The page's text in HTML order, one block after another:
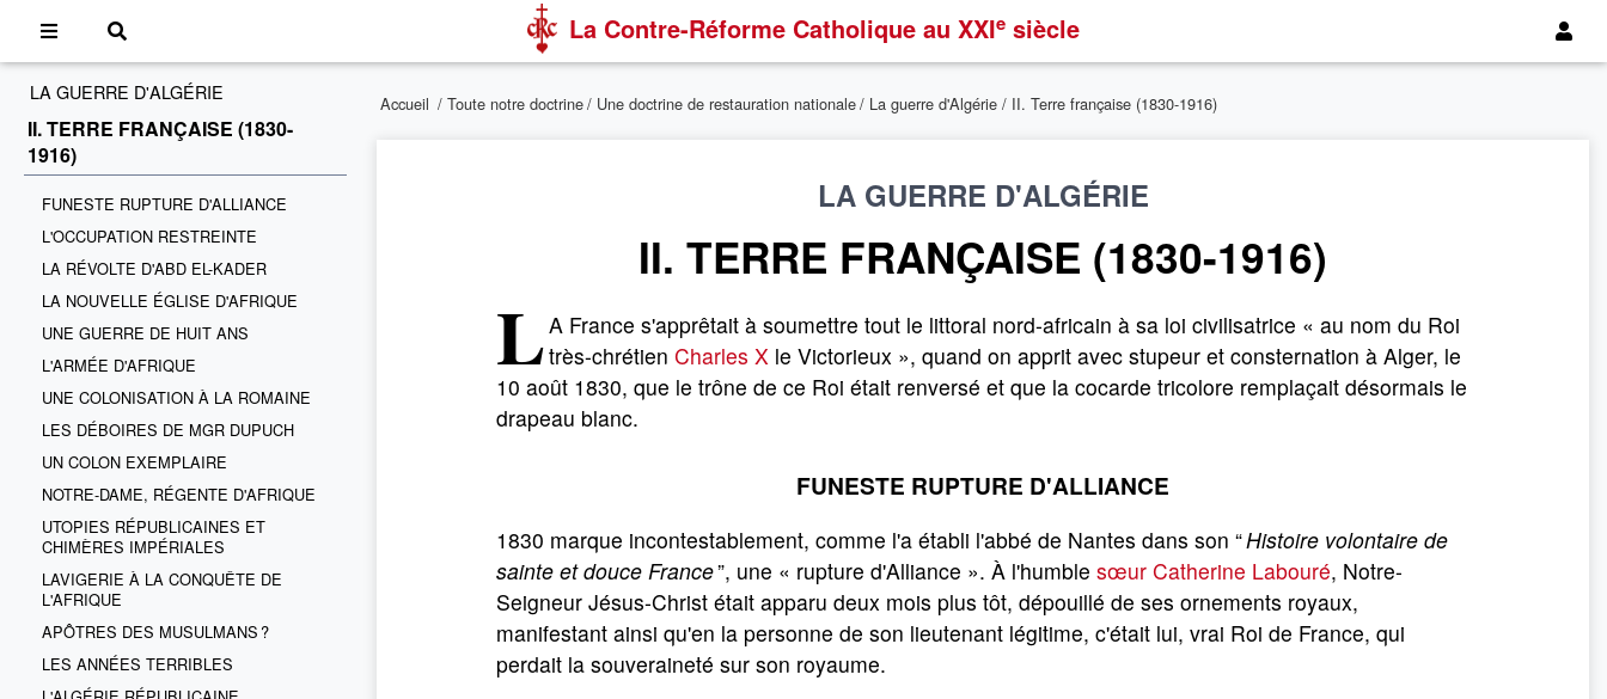
La Contre-Réforme Catholique au XXIe siècle
LA GUERRE D'ALGÉRIE
II. TERRE FRANÇAISE (1830-
1916)
FUNESTE RUPTURE D'ALLIANCE
L'OCCUPATION RESTREINTE
LA RÉVOLTE D'ABD EL-KADER
LA NOUVELLE ÉGLISE D'AFRIQUE
UNE GUERRE DE HUIT ANS
L'ARMÉE D'AFRIQUE
UNE COLONISATION À LA ROMAINE
LES DÉBOIRES DE MGR DUPUCH
UN COLON EXEMPLAIRE
NOTRE-DAME, RÉGENTE D'AFRIQUE
UTOPIES RÉPUBLICAINES ET
CHIMÈRES IMPÉRIALES
LAVIGERIE À LA CONQUÊTE DE
L'AFRIQUE
APÔTRES DES MUSULMANS ?
LES ANNÉES TERRIBLES
Accueil / Toute notre doctrine/ Une doctrine de restauration nationale/ La guerre d'Algérie / II. Terre française (1830-1916)
LA GUERRE D'ALGÉRIE
II. TERRE FRANÇAISE (1830-1916)
LA France s'apprêtait à soumettre tout le littoral nord-africain à sa loi civilisatrice « au nom du Roi
très-chrétien Charles X le Victorieux », quand on apprit avec stupeur et consternation à Alger, le
10 août 1830, que le trône de ce Roi était renversé et que la cocarde tricolore remplaçait désormais le
drapeau blanc.
FUNESTE RUPTURE D'ALLIANCE
1830 marque incontestablement, comme l'a établi l'abbé de Nantes dans son “Histoire volontaire de
sainte et douce France”, une « rupture d'Alliance ». À l'humble sœur Catherine Labouré, Notre-
Seigneur Jésus-Christ était apparu deux mois plus tôt, dépouillé de ses ornements royaux,
manifestant ainsi qu'en la personne de son lieutenant légitime, c'était lui, vrai Roi de France, qui
perdait la souveraineté sur son royaume.